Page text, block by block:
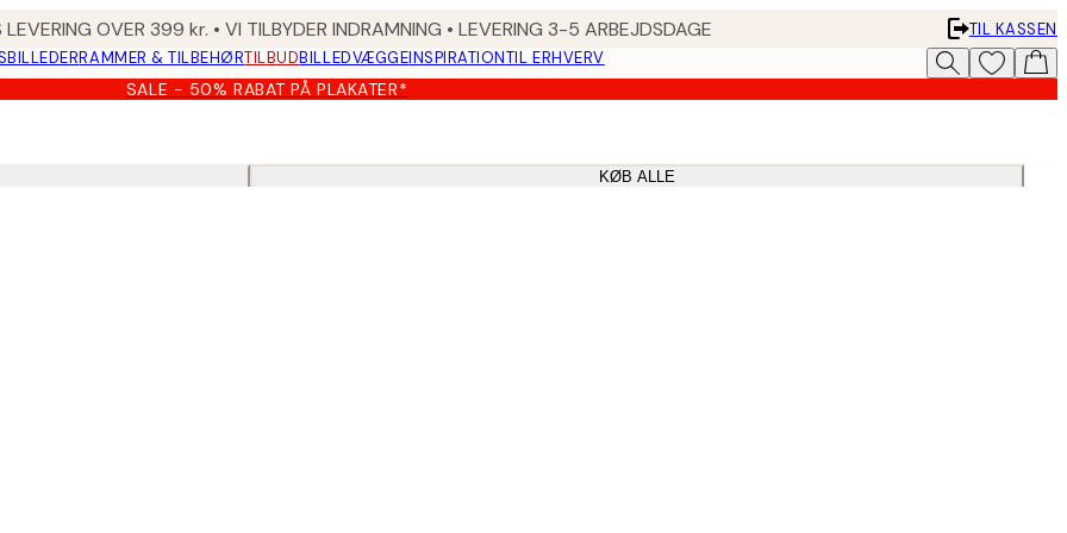
LEVERING OVER 399 kr. • VI TILBYDER INDRAMNING • LEVERING 3-5 ARBEJDSDAGE
TIL KASSEN
RAMMER & TILBEHØRTILBUDBILLEDVÆGGEINSPIRATIONTIL ERHVERV
SALE - 50% RABAT PÅ PLAKATER*
KØB ALLE